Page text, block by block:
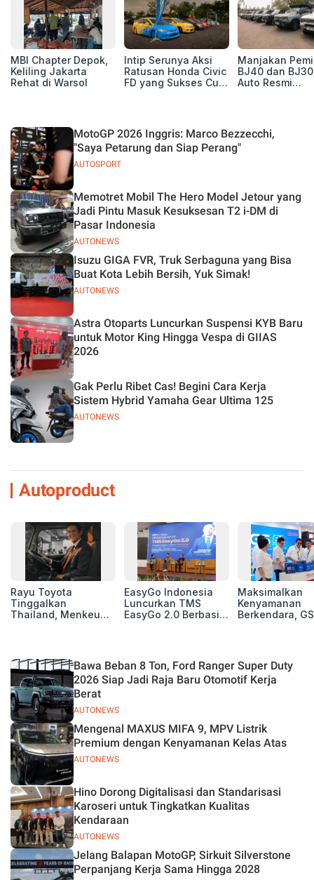
MBI Chapter Depok,
Keliling Jakarta
Rehat di Warsol
Intip Serunya Aksi
Ratusan Honda Civic
FD yang Sukses Curi
Manjakan
BJ40 dan
Auto Resmi
AUTOSPORT
MotoGP 2026 Inggris: Marco Bezzecchi,
"Saya Petarung dan Siap Perang"
AUTONEWS
Memotret Mobil The Hero Model Jetour yang
Jadi Pintu Masuk Kesuksesan T2 i-DM di
Pasar Indonesia
AUTONEWS
Isuzu GIGA FVR, Truk Serbaguna yang Bisa
Buat Kota Lebih Bersih, Yuk Simak!
Astra Otoparts Luncurkan Suspensi KYB Baru
untuk Motor King Hingga Vespa di GIIAS
2026
AUTONEWS
Gak Perlu Ribet Cas! Begini Cara Kerja
Sistem Hybrid Yamaha Gear Ultima 125
Autoproduct
Rayu Toyota
Tinggalkan
Thailand, Menkeu
Basis Produksi
ASEAN
EasyGo Indonesia
Luncurkan TMS
EasyGo 2.0 Berbasis
Maksimalkan
Kenyamanan
Berkendara,
2026
AUTONEWS
Bawa Beban 8 Ton, Ford Ranger Super Duty
2026 Siap Jadi Raja Baru Otomotif Kerja
Berat
AUTONEWS
Mengenal MAXUS MIFA 9, MPV Listrik
Premium dengan Kenyamanan Kelas Atas
AUTONEWS
Hino Dorong Digitalisasi dan Standarisasi
Karoseri untuk Tingkatkan Kualitas
Kendaraan
Jelang Balapan MotoGP, Sirkuit Silverstone
Perpanjang Kerja Sama Hingga 2028